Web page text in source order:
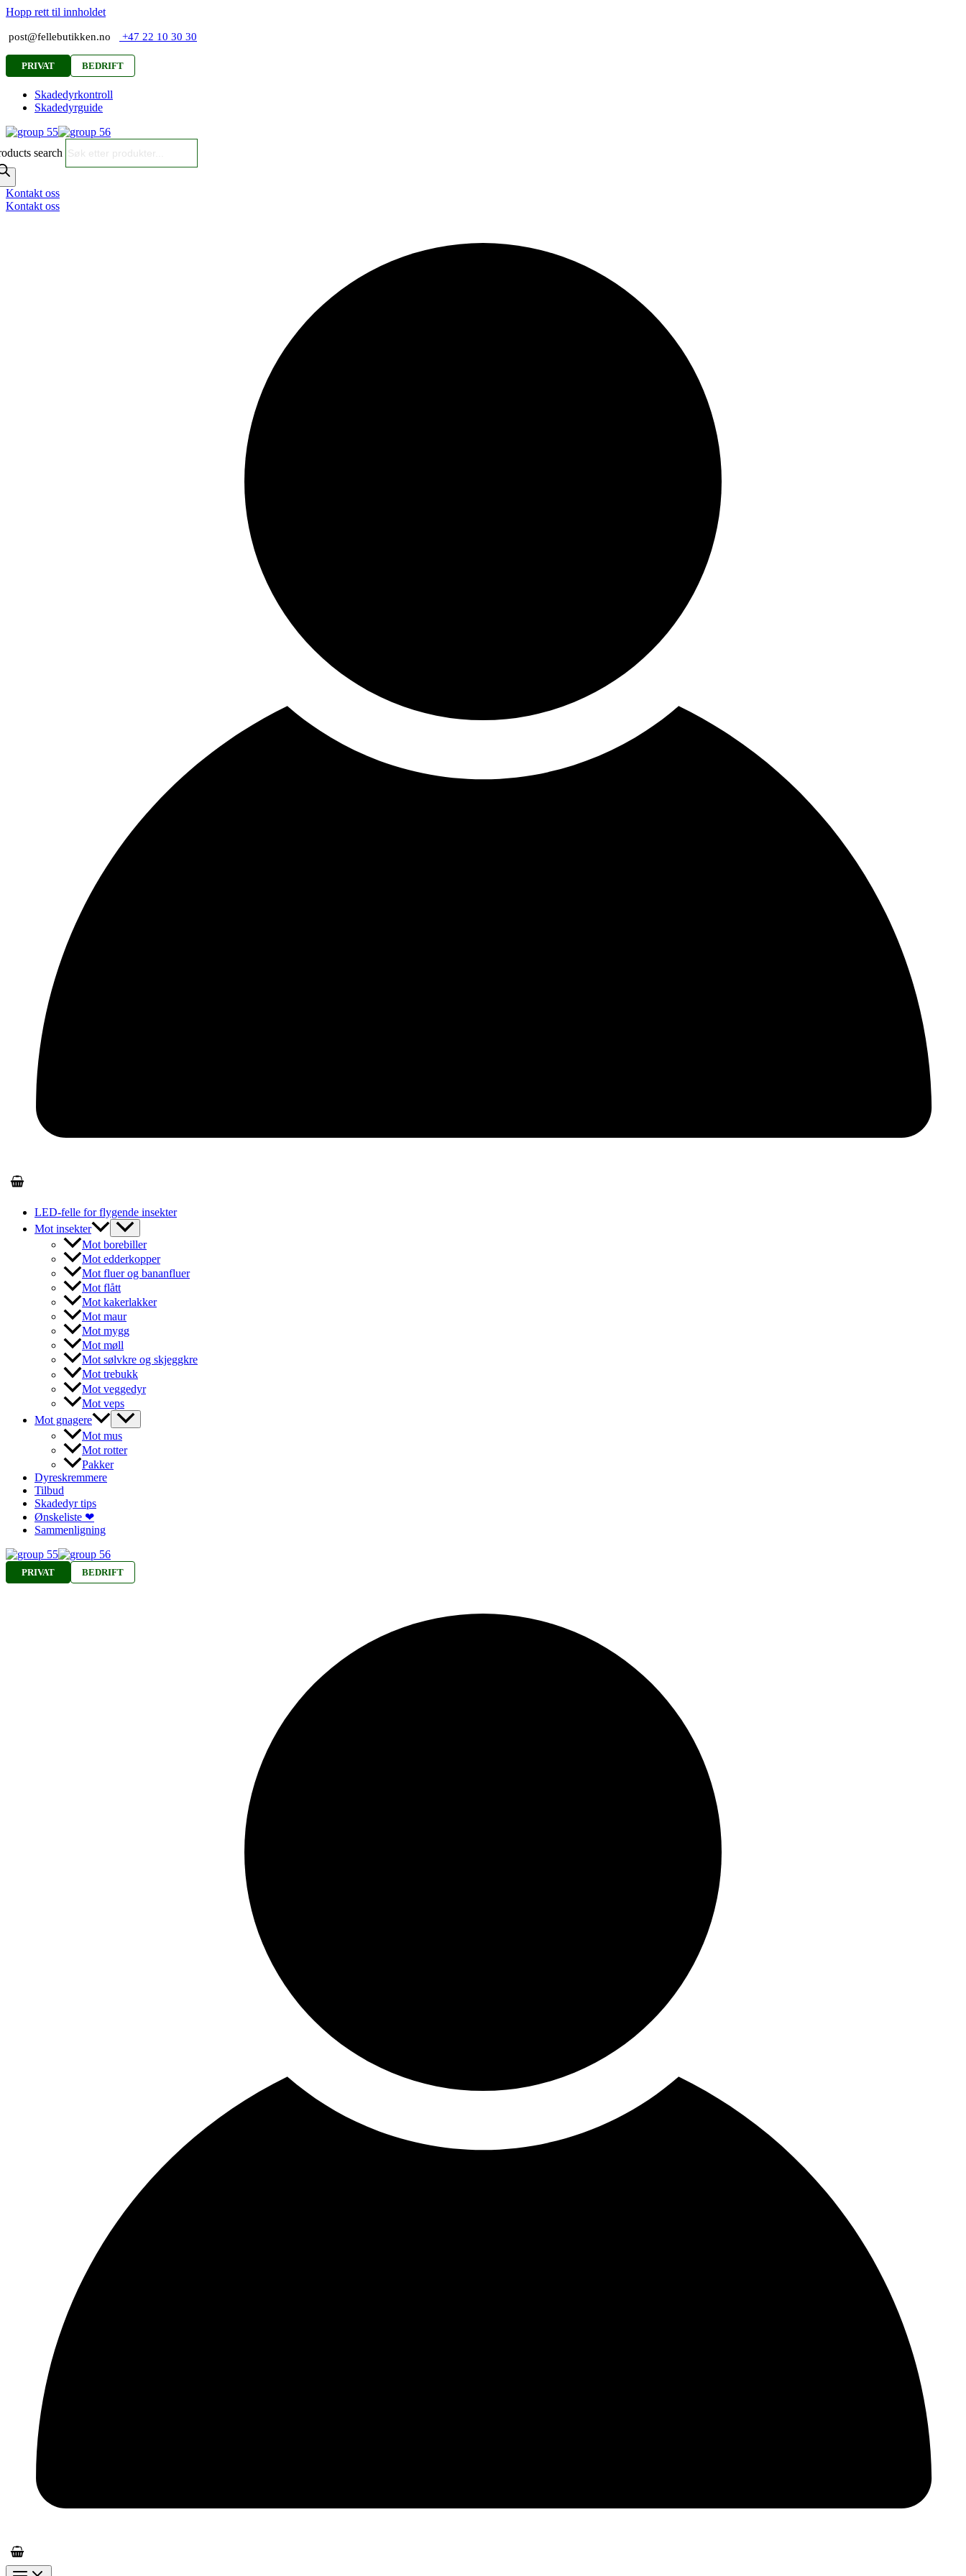
Hopp rett til innholdet
post@fellebutikken.no +47 22 10 30 30
PRIVAT BEDRIFT
Skadedyrkontroll
Skadedyrguide
search
Kontakt oss
Kontakt oss
LED-felle for flygende insekter
Mot insekter
Mot borebiller
Mot edderkopper
Mot fluer og bananfluer
Mot flått
Mot kakerlakker
Mot maur
Mot mygg
Mot møll
Mot sølvkre og skjeggkre
Mot trebukk
Mot veggedyr
Mot veps
Mot gnagere
Mot mus
Mot rotter
Pakker
Dyreskremmere
Tilbud
Skadedyr tips
Ønskeliste ❤
Sammenligning
PRIVAT BEDRIFT